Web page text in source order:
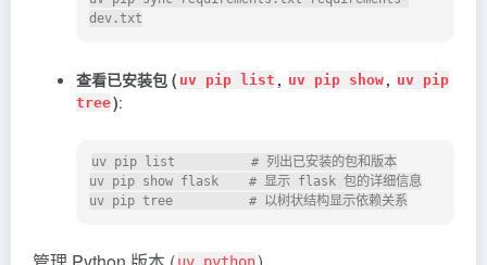
查看已安装包 ( uv pip list , uv pip show , uv pip
tree):
uv pip list          # 列出已安装的包和版本
uv pip show flask    # 显示 flask 包的详细信息